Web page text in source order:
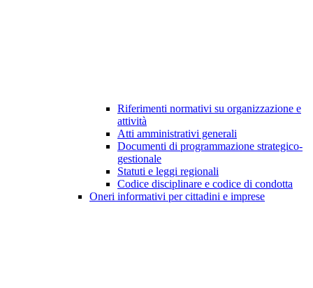
Riferimenti normativi su organizzazione e
attività
Atti amministrativi generali
Documenti di programmazione strategico-
gestionale
Statuti e leggi regionali
Codice disciplinare e codice di condotta
Oneri informativi per cittadini e imprese